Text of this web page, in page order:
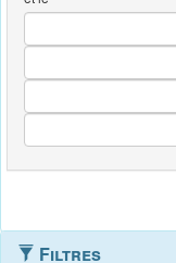
Filtres